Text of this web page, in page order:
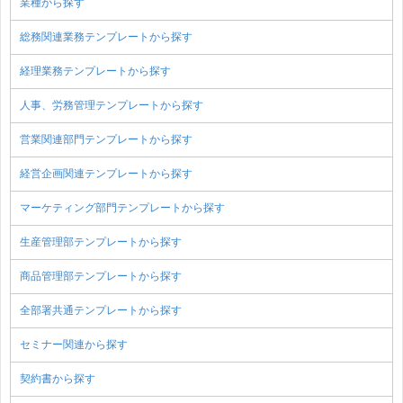
総務関連業務テンプレートから探す
経理業務テンプレートから探す
人事、労務管理テンプレートから探す
営業関連部門テンプレートから探す
経営企画関連テンプレートから探す
マーケティング部門テンプレートから探す
生産管理部テンプレートから探す
商品管理部テンプレートから探す
全部署共通テンプレートから探す
セミナー関連から探す
契約書から探す